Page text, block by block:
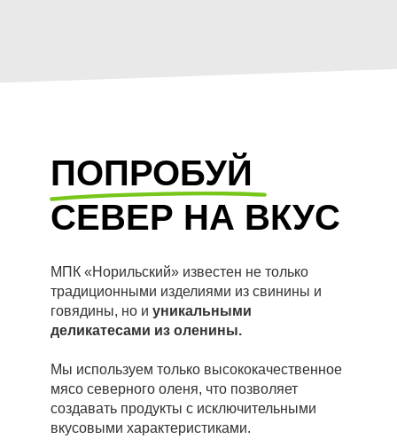
МПК «Норильский» известен не только
традиционными изделиями из свинины и
говядины, но и уникальными
деликатесами из оленины.
Мы используем только высококачественное
мясо северного оленя, что позволяет
создавать продукты с исключительными
вкусовыми характеристиками.
ПОПРОБУЙ
СЕВЕР НА ВКУС